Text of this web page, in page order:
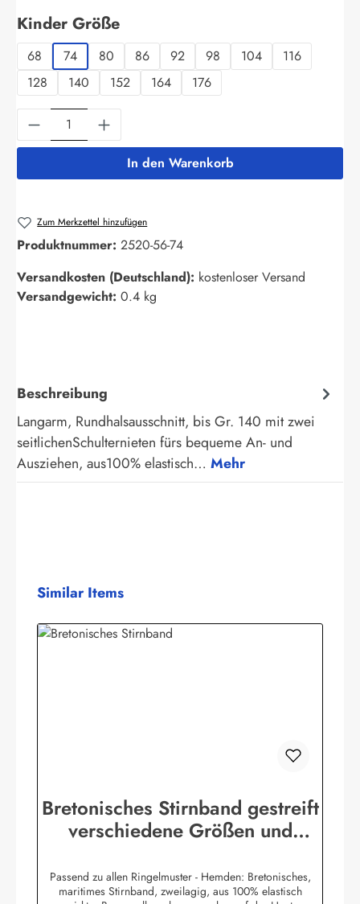
Kinder Größeauswählen
68 74 80 86 92 98 104
116
128
140 152 164 176
Produkt Anzahl: Gib den gewünschten
In den Warenkorb
Zum Merkzettel hinzufügen
Produktnummer: 2520-56-74
Versandkosten (Deutschland): kostenloser Versand
Versandgewicht: 0.4 kg
Beschreibung
Langarm, Rundhalsausschnitt, bis Gr. 140 mit zwei
seitlichenSchulternieten fürs bequeme An- und
Ausziehen, aus100% elastisch… Mehr
Produktgalerie überspringen
Similar Items
Bretonisches Stirnband gestreift
verschiedene Größen und
Passend zu allen Ringelmuster - Hemden: Bretonisches,
maritimes Stirnband, zweilagig, aus 100% elastisch